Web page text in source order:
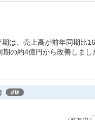
は、売上高が前年同期比
の約4億円から改善しま
残高は前年同期比46.2%